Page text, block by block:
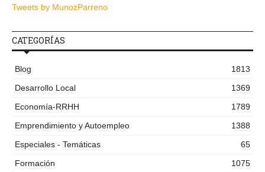
Tweets by MunozParreno
CATEGORÍAS
Blog
1813
Desarrollo Local
1369
Economía-RRHH
1789
Emprendimiento y Autoempleo
1388
Especiales - Temáticas
65
Formación
1075